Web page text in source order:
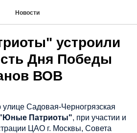
Новости
устроили
Дня Победы
ВОВ
улице Садовая-Черногрязская
Патриоты", при участии и
ЦАО г. Москвы, Совета